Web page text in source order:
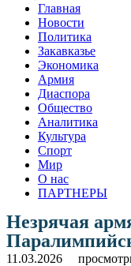
Главная
Новости
Политика
Закавказье
Экономика
Армия
Диаспора
Общество
Аналитика
Культура
Спорт
Мир
О нас
ПАРТНЕРЫ
Незрячая
11.03.2026